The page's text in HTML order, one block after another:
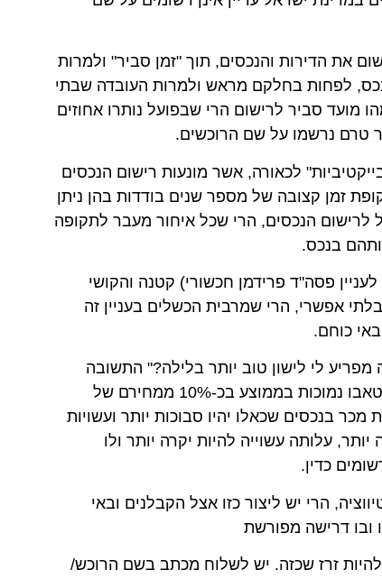
את הדירות והנכסים, תוך "זמן סביר" ולמרות
לפחות בחלקם מראש ולמרות העובדה שבתי
מועד סביר לרישום הרי שבפועל נותרו אחוזים
טרם נרשמו על שם הרוכשים.
לכאורה, אשר מונעות רישום הנכסים
זמן קצובה של מספר שנים בודדות בהן ניתן
לרישום הנכסים, הרי שכל איחור מעבר לתקופה
בנכס.
פסה"ד פרידמן חכשורי) קטנה והקושי
אפשרי, הרי שמרבית הכשלים בעניין זה
כוחם.
מפריע לי לישון טוב יותר בלילה?" התשובה
בהחלט חיובית. הערכות שמאיות לנכסים אשר אינן רשומים בטאבו נמוכות בממוצע בכ-10% ממחירם של
בנכסים שכאלו יהיו סבוכות יותר ועשויות
עלותה עשוייה להיות יקרה יותר ולו
כדין.
הרי יש ליצור כזו אצל הקבלנים ובאי
ובו דרישה מפורשת
זרז שכזה. יש לשלוח מכתב בשם הרוכש/